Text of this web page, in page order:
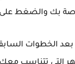
بك والضغط
الخطوات